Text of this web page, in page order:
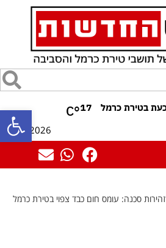
פתח 17
°C
07/08/2026
זהירות סכנה: עומס חום כבד צפוי בטירת כרמל